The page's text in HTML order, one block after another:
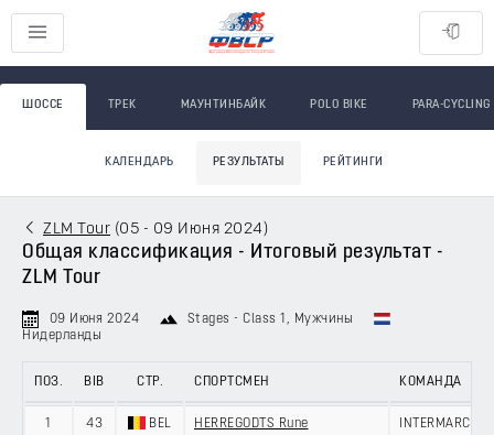
ШОССЕ ТРЕК МАУНТИНБАЙК POLO BIKE PARA-CYCLING
КАЛЕНДАРЬ РЕЗУЛЬТАТЫ РЕЙТИНГИ
ZLM Tour (05 - 09 Июня 2024 )
Общая классификация - Итоговый результат -
ZLM Tour
09 Июня 2024 Stages - Class 1 , Мужчины
Нидерланды
ПОЗ. BIB СТР. СПОРТСМЕН КОМАНДА
1 43 BEL HERREGODTS Rune INTERMARCHÉ